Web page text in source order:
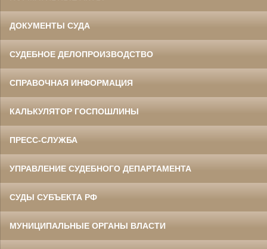
ДОКУМЕНТЫ СУДА
СУДЕБНОЕ ДЕЛОПРОИЗВОДСТВО
СПРАВОЧНАЯ ИНФОРМАЦИЯ
КАЛЬКУЛЯТОР ГОСПОШЛИНЫ
ПРЕСС-СЛУЖБА
УПРАВЛЕНИЕ СУДЕБНОГО ДЕПАРТАМЕНТА
СУДЫ СУБЪЕКТА РФ
МУНИЦИПАЛЬНЫЕ ОРГАНЫ ВЛАСТИ